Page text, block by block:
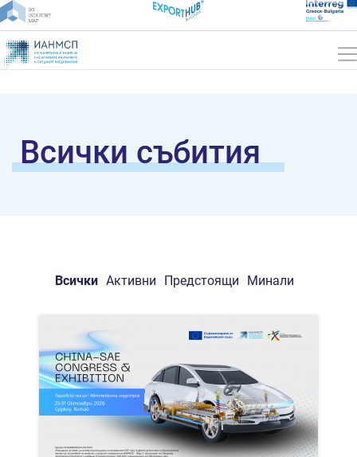
Всички събития
Всички Активни Предстоящи Минали